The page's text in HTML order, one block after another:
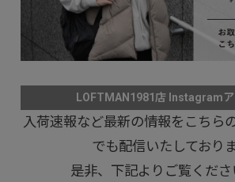
LOFTMAN1981店 Instagramア
入荷速報など最新の情報をこちら
でも配信いたしておりま
是非、下記よりご覧くださ